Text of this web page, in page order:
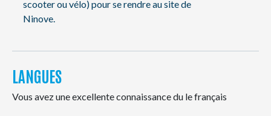
scooter ou vélo) pour se rendre au site de
Ninove.
LANGUES
Vous avez une excellente connaissance du le français